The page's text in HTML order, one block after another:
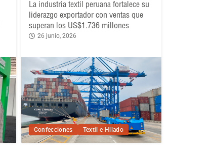
Confecciones Textil e Hilado
La industria textil peruana fortalece su
liderazgo exportador con ventas que
superan los US$1.736 millones
26 junio, 2026